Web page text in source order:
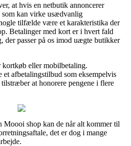
at hvis en netbutik annoncerer
som kan virke usædvanlig
tilfælde være et karakteristika der
Betalinger med kort er i hvert fald
der passer på os imod uægte butikker
kortkøb eller mobilbetaling.
afbetalingstilbud som eksempelvis
at honorere pengene i flere
Moooi shop kan de når alt kommer til
det er dog i mange